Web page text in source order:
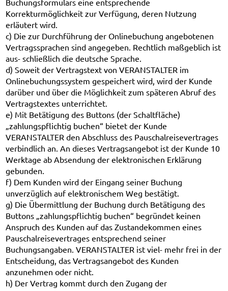
Buchungsformulars eine entsprechende
Korrekturmöglichkeit zur Verfügung, deren Nutzung
erläutert wird.
c) Die zur Durchführung der Onlinebuchung angebotenen
Vertragssprachen sind angegeben. Rechtlich maßgeblich ist
aus- schließlich die deutsche Sprache.
d) Soweit der Vertragstext von VERANSTALTER im
Onlinebuchungssystem gespeichert wird, wird der Kunde
darüber und über die Möglichkeit zum späteren Abruf des
Vertragstextes unterrichtet.
e) Mit Betätigung des Buttons (der Schaltfläche)
„zahlungspflichtig buchen“ bietet der Kunde
VERANSTALTER den Abschluss des Pauschalreisevertrages
verbindlich an. An dieses Vertragsangebot ist der Kunde 10
Werktage ab Absendung der elektronischen Erklärung
gebunden.
f) Dem Kunden wird der Eingang seiner Buchung
unverzüglich auf elektronischem Weg bestätigt.
g) Die Übermittlung der Buchung durch Betätigung des
Buttons „zahlungspflichtig buchen“ begründet keinen
Anspruch des Kunden auf das Zustandekommen eines
Pauschalreisevertrages entsprechend seiner
Buchungsangaben. VERANSTALTER ist viel- mehr frei in der
Entscheidung, das Vertragsangebot des Kunden
anzunehmen oder nicht.
h) Der Vertrag kommt durch den Zugang der